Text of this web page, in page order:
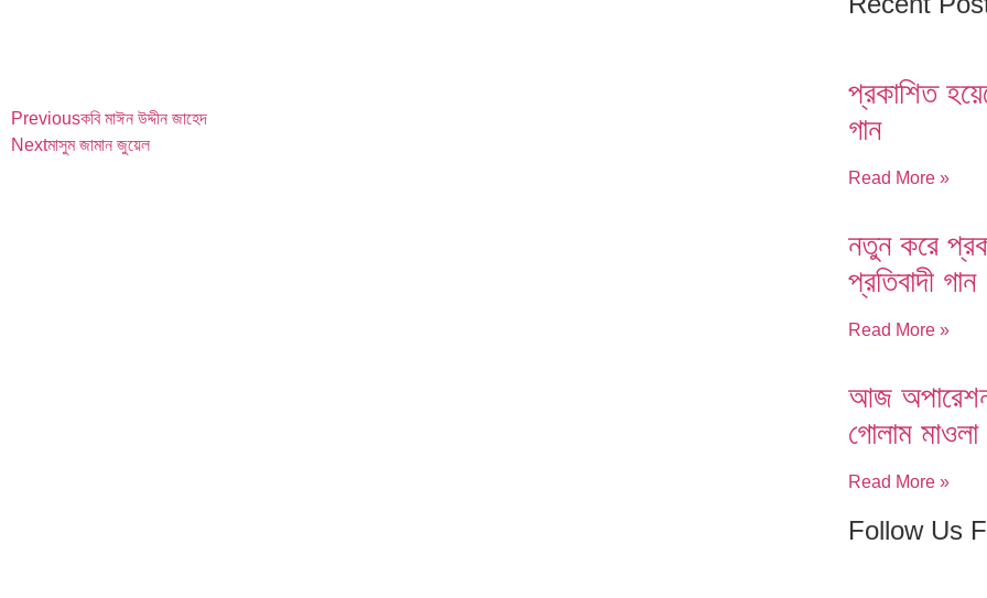
Previousকবি মাঈন উদ্দীন জাহেদ
Nextমাসুম জামান জুয়েল
প্রকাশিত
গান
Read More »
নতুন করে
প্রতিবাদী গান
Read More »
আজ
গোলাম মাওলা
Read More »
Follow Us